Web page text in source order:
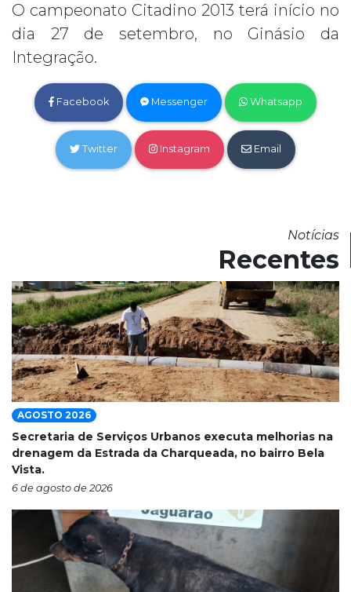
O campeonato Citadino 2013 terá início no
dia 27 de setembro, no Ginásio da
Integração.
Facebook Messenger Whatsapp
Twitter Instagram Email
Notícias
Recentes
AGOSTO 2026
Secretaria de Serviços Urbanos executa melhorias na
drenagem da Estrada da Charqueada, no bairro Bela
Vista.
6 de agosto de 2026